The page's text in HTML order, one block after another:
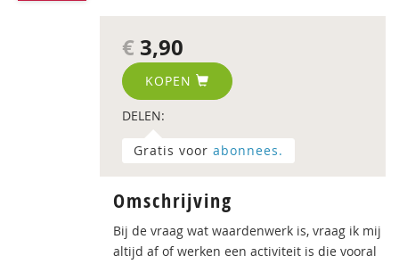
€ 3,90
KOPEN
DELEN:
Gratis voor abonnees.
Omschrijving
Bij de vraag wat waardenwerk is, vraag ik mij
altijd af of werken een activiteit is die vooral